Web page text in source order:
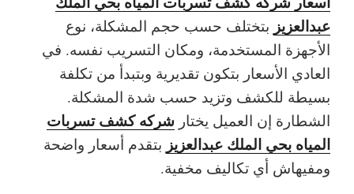
عبدالعزيز بتختلف حسب حجم المشكلة، نوع
الأجهزة المستخدمة، ومكان التسريب نفسه. في
العادي الأسعار بتكون تقديرية وبتبدأ من تكلفة
بسيطة للكشف وتزيد حسب شدة المشكلة.
الشطارة إن العميل يختار شركه كشف تسربات
المياه بحي الملك عبدالعزيز بتقدم أسعار واضحة
ومفيهاش أي تكاليف مخفية.